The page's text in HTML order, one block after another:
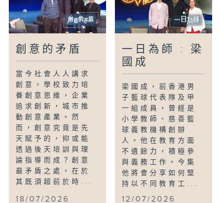
創意的矛盾
當今社會人人講求
創意，學校致力培
養創意思維，企業
追求創新，城市推
動創意產業。然
而，創意究竟是先
天賦予的，抑或能
透過後天培訓與理
論指導而成？創意
最矛盾之處，在於
其既須超前於時...
18/07/2026
一日為師 : 梁
國成
梁國成，前香港男
子籃球代表隊及甲
一組成員，曾經是
小學教師、慈善籃
球義教機構創辦
人。他在教育方面
不遺餘力，積極參
與義務工作。今集
他將會分享如何堅
持以不同教育工...
12/07/2026